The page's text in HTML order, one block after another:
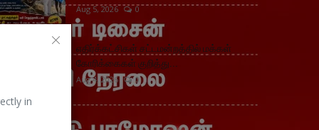
in
Aug 5, 2026 0
எதிர்க்கட்சிகள் சட்டமன்றத்தில் மக்கள்
கோரிக்கைகள் குறித்து...
Aug 4, 2026 0